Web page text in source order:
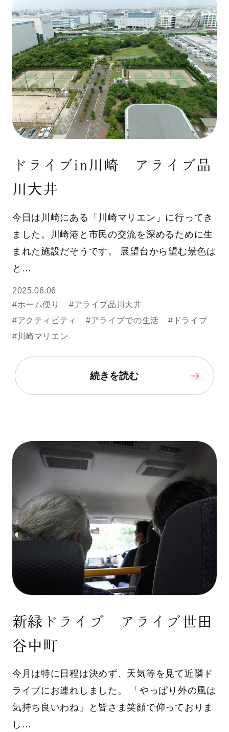
ドライブin川崎 アライブ品
川大井
今日は川崎にある「川崎マリエン」に行ってき
ました。川崎港と市民の交流を深めるために生
まれた施設だそうです。 展望台から望む景色は
と…
2025.06.06
#ホーム便り
#アライブ品川大井
#アクティビティ
#アライブでの生活
#ドライブ
#川崎マリエン
続きを読む
新緑ドライブ アライブ世田
谷中町
今月は特に日程は決めず、天気等を見て近隣ド
ライブにお連れしました。 「やっぱり外の風は
気持ち良いわね」と皆さま笑顔で仰っておりま
し…